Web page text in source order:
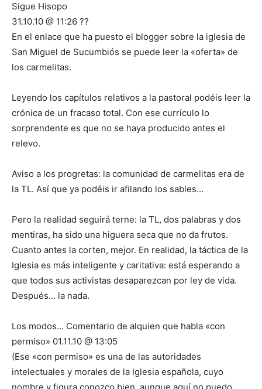
Sigue Hisopo
31.10.10 @ 11:26 ??
En el enlace que ha puesto el blogger sobre la iglesia de
San Miguel de Sucumbiós se puede leer la «oferta» de
los carmelitas.
Leyendo los capítulos relativos a la pastoral podéis leer la
crónica de un fracaso total. Con ese currículo lo
sorprendente es que no se haya producido antes el
relevo.
Aviso a los progretas: la comunidad de carmelitas era de
la TL. Así que ya podéis ir afilando los sables…
Pero la realidad seguirá terne: la TL, dos palabras y dos
mentiras, ha sido una higuera seca que no da frutos.
Cuanto antes la corten, mejor. En realidad, la táctica de la
Iglesia es más inteligente y caritativa: está esperando a
que todos sus activistas desaparezcan por ley de vida.
Después… la nada.
Los modos… Comentario de alquien que habla «con
permiso» 01.11.10 @ 13:05
(Ese «con permiso» es una de las autoridades
intelectuales y morales de la Iglesia española, cuyo